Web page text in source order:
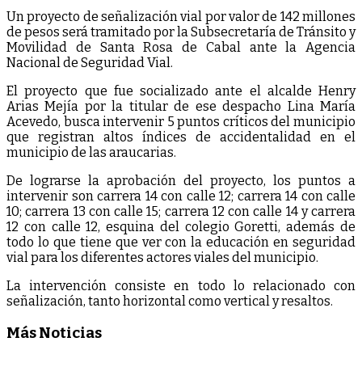
Un proyecto de señalización vial por valor de 142 millones
de pesos será tramitado por la Subsecretaría de Tránsito y
Movilidad de Santa Rosa de Cabal ante la Agencia
Nacional de Seguridad Vial.
El proyecto que fue socializado ante el alcalde Henry
Arias Mejía por la titular de ese despacho Lina María
Acevedo, busca intervenir 5 puntos críticos del municipio
que registran altos índices de accidentalidad en el
municipio de las araucarias.
De lograrse la aprobación del proyecto, los puntos a
intervenir son carrera 14 con calle 12; carrera 14 con calle
10; carrera 13 con calle 15; carrera 12 con calle 14 y carrera
12 con calle 12, esquina del colegio Goretti, además de
todo lo que tiene que ver con la educación en seguridad
vial para los diferentes actores viales del municipio.
La intervención consiste en todo lo relacionado con
señalización, tanto horizontal como vertical y resaltos.
Más Noticias